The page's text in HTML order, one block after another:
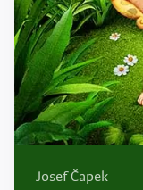
Josef Čapek